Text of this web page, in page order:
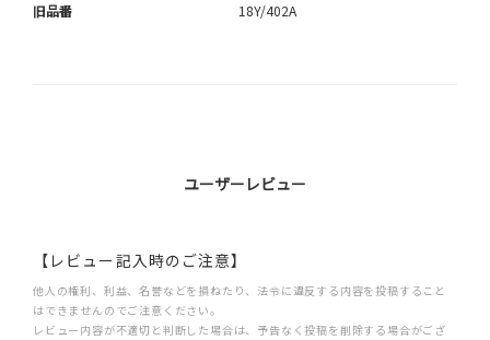
旧品番 18Y/402A
ユーザーレビュー
【レビュー記入時のご注意】
他人の権利、利益、名誉などを損ねたり、法令に違反する内容を投稿すること
はできませんのでご注意ください。
レビュー内容が不適切と判断した場合は、予告なく投稿を削除する場合がござ